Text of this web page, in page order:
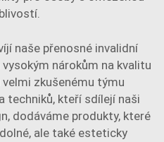
naše přenosné invalidní
nárokům na kvalitu
velmi zkušenému týmu
techniků, kteří sdílejí naši
dodáváme produkty, které
ale také esteticky